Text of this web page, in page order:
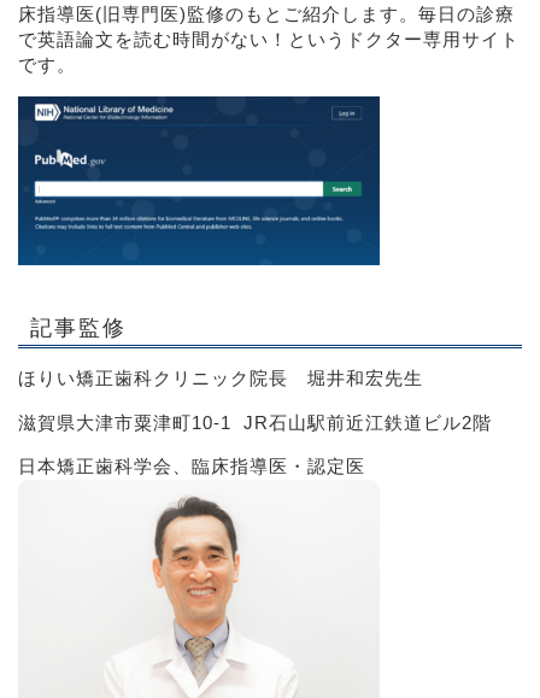
床指導医(旧専門医)監修のもとご紹介します。毎日の診療
で英語論文を読む時間がない！というドクター専用サイト
です。
記事監修
ほりい矯正歯科クリニック院長 堀井和宏先生
滋賀県大津市粟津町10-1 JR石山駅前近江鉄道ビル2階
日本矯正歯科学会、臨床指導医・認定医